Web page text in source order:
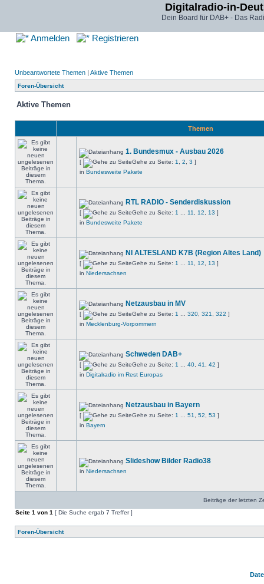
Digitalradio-in-
Dein Board für DAB+ - Das
Anmelden Registrieren
Unbeantwortete Themen | Aktive Themen
Foren-Übersicht
Aktive Themen
Themen
1. Bundesmux - Ausbau 2026
[ Gehe zu Seite: 1 2 3 ]
in Bundesweite Pakete
RTL RADIO - Senderdiskussion
[ Gehe zu Seite: 1 11 12 13 ]
in Bundesweite Pakete
NI ALTESLAND K7B (Region Altes Land)
[ Gehe zu Seite: 1 11 12 13 ]
in Niedersachsen
Netzausbau in MV
[ Gehe zu Seite: 1 320 321 322 ]
in Mecklenburg-Vorpommern
Schweden DAB+
[ Gehe zu Seite: 1 40 41 42 ]
in Digitalradio im Rest Europas
Netzausbau in Bayern
[ Gehe zu Seite: 1 51 52 53 ]
in Bayern
Slideshow Bilder Radio38
in Niedersachsen
Beiträge der letzten
Seite 1 von 1 [ Die Suche ergab 7 Treffer ]
Foren-Übersicht